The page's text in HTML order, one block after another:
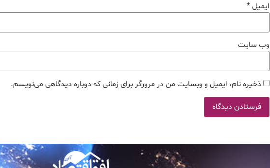
ایمیل*
وب‌ سایت
ذخیره نام، ایمیل و وبسایت من در مرورگر برای زمانی که دوباره دیدگاهی می‌نویسم.